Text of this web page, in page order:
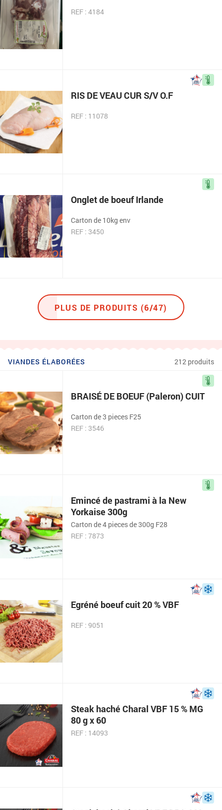
REF : 4184
RIS DE VEAU CUR S/V O.F
REF : 11078
Onglet de boeuf Irlande
Carton de 10kg env
REF : 3450
PLUS DE PRODUITS (6/47)
VIANDES ÉLABORÉES 212 produits
BRAISÉ DE BOEUF (Paleron) CUIT
Carton de 3 pieces F25
REF : 3546
Emincé de pastrami à la New
Yorkaise 300g
Carton de 4 pieces de 300g F28
REF : 7873
Egréné boeuf cuit 20 % VBF
REF : 9051
Steak haché Charal VBF 15 % MG
80 g x 60
REF : 14093